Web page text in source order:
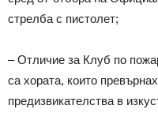
стрелба с пистолет;
– Отличие за Клуб по
са хората, които
предизвикателства в